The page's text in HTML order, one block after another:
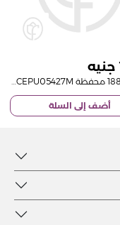
شيروتي1881 محفظة CEPU05427M | بوكيه 15 وردة حمراء
أضف إلى السلة